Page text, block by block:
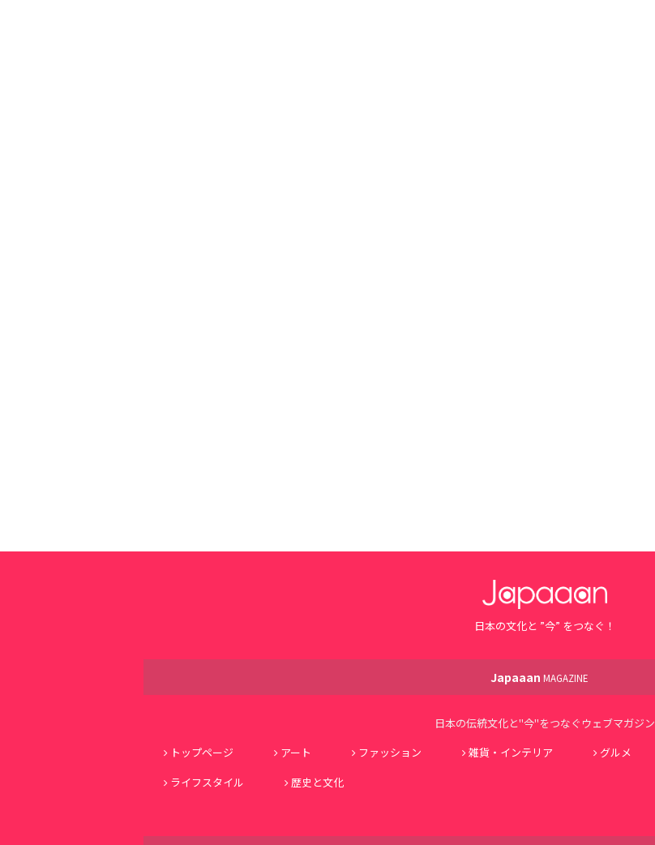
日本の文化と ”今” をつなぐ！
Japaaan MAGAZINE
日本の伝統文化と"今"をつなぐウェブマガジン
トップページ
アート ファッション 雑貨・インテリア グルメ
ライフスタイル
歴史と文化